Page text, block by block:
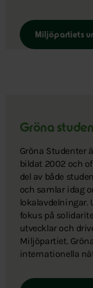
Miljöpartiets
Gröna
Gröna Studenter
bildat 2002 och
del av både
och samlar idag
lokalavdelningar.
fokus på
utvecklar och
Miljöpartiet.
internationella